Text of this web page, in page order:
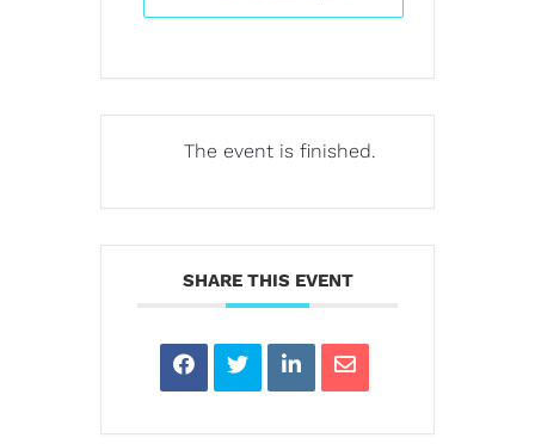
The event is finished.
SHARE THIS EVENT